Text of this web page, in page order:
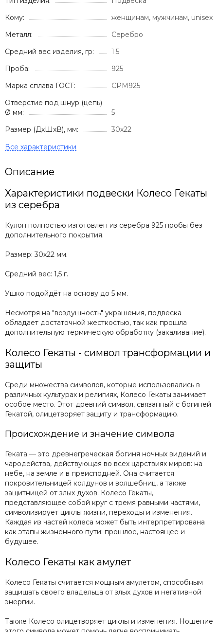
Кому:
женщинам, мужчинам, unisex
Металл:
Серебро
Средний вес изделия, гр:
1.5
Проба:
925
Марка сплава ГОСТ:
СРМ925
Отверстие под шнур (цепь)
Ø мм:
5
Размер (ДхШхВ), мм:
30х22
Описание
Характеристики подвески Колесо Гекаты
из серебра
Кулон полностью изготовлен из серебра 925 пробы без
дополнительного покрытия.
Размер: 30х22 мм.
Средний вес: 1,5 г.
Ушко подойдёт на основу до 5 мм.
Несмотря на "воздушность" украшения, подвеска
обладает достаточной жесткостью, так как прошла
дополнительную термическую обработку (закаливание).
Колесо Гекаты - символ трансформации и
защиты
Среди множества символов, которые использовались в
различных культурах и религиях, Колесо Гекаты занимает
особое место. Этот древний символ, связанный с богиней
Гекатой, олицетворяет защиту и трансформацию.
Происхождение и значение символа
Геката — это древнегреческая богиня ночных видений и
чародейства, действующая во всех царствиях миров: на
небе, на земле и в преисподней. Она считается
покровительницей колдунов и волшебниц, а также
защитницей от злых духов. Колесо Гекаты,
представляющее собой круг с тремя равными частями,
символизирует циклы жизни, переходы и изменения.
Каждая из частей колеса может быть интерпретирована
как этапы жизненного пути: прошлое, настоящее и
будущее.
Колесо Гекаты как амулет
Колесо Гекаты считается мощным амулетом, способным
защищать своего владельца от злых духов и негативной
энергии.
Также Колесо олицетворяет циклы и изменения. Ношение